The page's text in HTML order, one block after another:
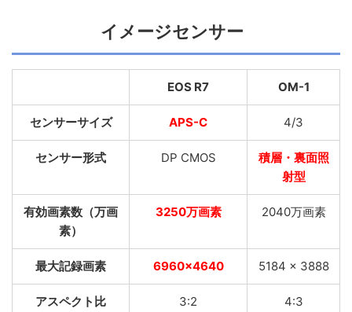
イメージセンサー
EOS R7 OM-1
センサーサイズ APS-C 4/3
センサー形式 DP CMOS
積層・裏面照
射型
有効画素数（万画
素）
3250万画素 2040万画素
最大記録画素 6960×4640 5184 x 3888
アスペクト比
3:2
4:3